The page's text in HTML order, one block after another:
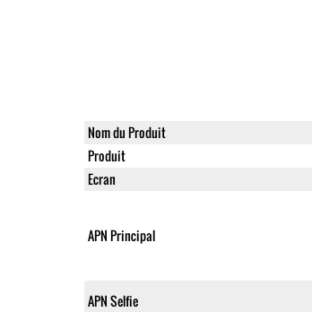
Nom du Produit
Produit
Ecran
APN Principal
APN Selfie